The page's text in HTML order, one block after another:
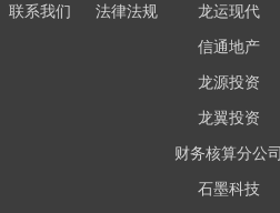
联系我们
法律法规
龙运现代
信通地产
龙源投资
龙翼投资
财务核算分公司
石墨科技